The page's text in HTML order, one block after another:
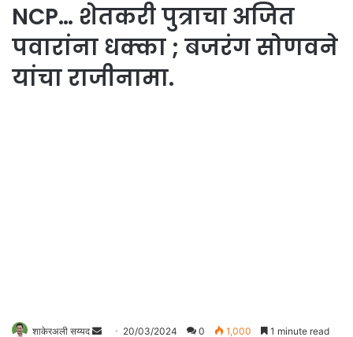
NCP… शेतकरी पुत्राचा अजित
पवारांना धक्का ; बजरंग सोणवने
यांचा राजीनामा.
शाकेरअली सय्यद 20/03/2024 0 1,000 1 minute read